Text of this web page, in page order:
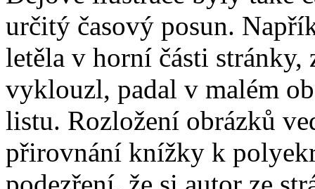
určitý časový posun.
letěla v horní části
vyklouzl, padal v malém
listu. Rozložení obrázků
přirovnání knížky k